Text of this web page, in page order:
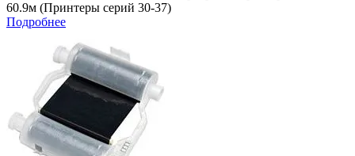
60.9м (Принтеры серий 30-37)
Подробнее